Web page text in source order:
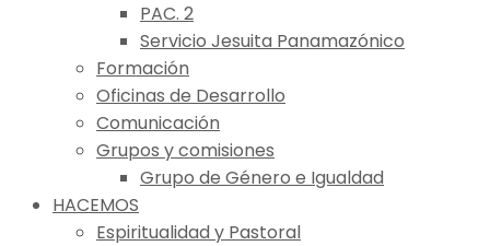
PAC. 2
Servicio Jesuita Panamazónico
Formación
Oficinas de Desarrollo
Comunicación
Grupos y comisiones
Grupo de Género e Igualdad
HACEMOS
Espiritualidad y Pastoral